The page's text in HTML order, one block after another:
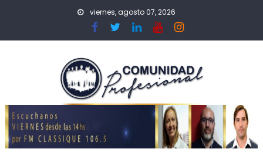
viernes, agosto 07, 2026